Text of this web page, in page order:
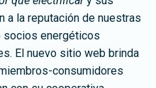
a la reputación de nuestras
socios energéticos
El nuevo sitio web brinda
consumidores